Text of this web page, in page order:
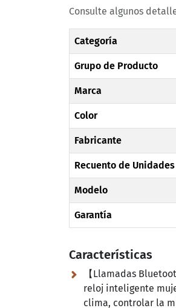
Consulte algunos
Categoría
Grupo de Producto
Marca
Color
Fabricante
Recuento de Unidades
Modelo
Garantía
Características
【Llamadas
reloj inteligente
clima, controlar la